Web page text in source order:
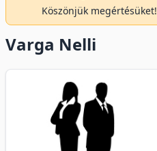
Köszönjük megértésüket!
Varga Nelli